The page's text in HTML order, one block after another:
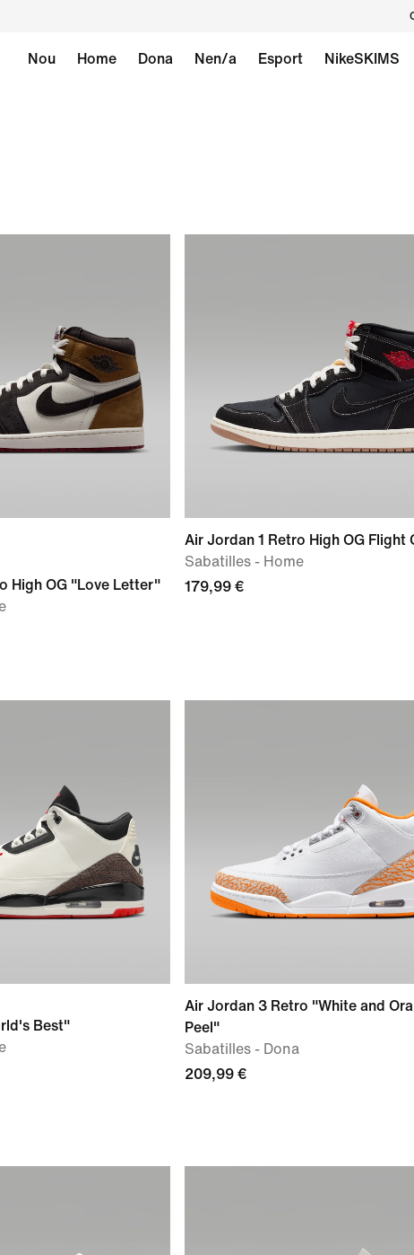
Nou Home Dona Nen/a Esport
NikeSKIMS
High OG "Love Letter"
Air Jordan 1 Retro High OG Flight
Sabatilles - Home
179,99 €
Best"
Air Jordan 3 Retro "White and
Peel"
Sabatilles - Dona
209,99 €